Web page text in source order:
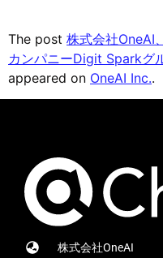
The post 株式会社OneAI
カンパニーDigit Sparkグ
appeared on OneAI Inc..
株式会社OneAI